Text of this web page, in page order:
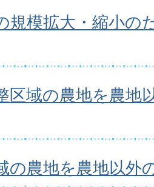
規模拡大・縮小の
区域の農地を農地
の農地を農地以外